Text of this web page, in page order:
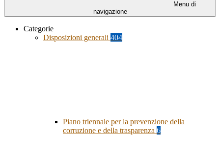
Menu di
navigazione
Categorie
Disposizioni generali 404
Piano triennale per la prevenzione della
corruzione e della trasparenza 6